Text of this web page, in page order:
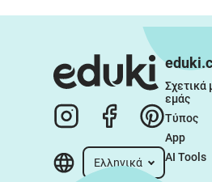
Ελληνικά
Σχετικά
εμάς
Τύπος
App
AI Tools